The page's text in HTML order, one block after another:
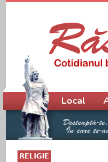
RELIGIE
Meniu principal
Local